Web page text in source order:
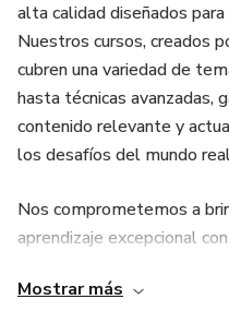
alta calidad diseñados
Nuestros cursos, creados
cubren una variedad de
hasta técnicas avanzadas,
contenido relevante y
los desafíos del mundo
Nos comprometemos a
aprendizaje excepcional
momento y lugar. Además,
Mostrar más